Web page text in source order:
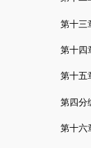
第十三章
第十四章
第十五章
第四分编
第十六章